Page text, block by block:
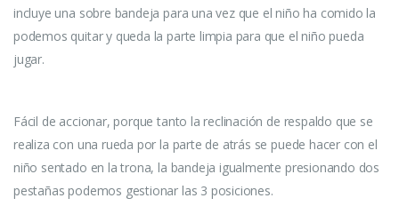
incluye una sobre bandeja para una vez que el niño ha comido la
podemos quitar y queda la parte limpia para que el niño pueda
jugar.
Fácil de accionar, porque tanto la reclinación de respaldo que se
realiza con una rueda por la parte de atrás se puede hacer con el
niño sentado en la trona, la bandeja igualmente presionando dos
pestañas podemos gestionar las 3 posiciones.